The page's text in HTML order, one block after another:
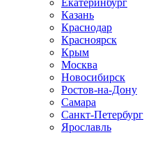
Екатеринбург
Казань
Краснодар
Красноярск
Крым
Москва
Новосибирск
Ростов-на-Дону
Самара
Санкт-Петербург
Ярославль